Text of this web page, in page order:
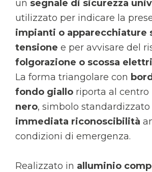
un segnale di sicurezza
utilizzato per indicare la
impianti o apparecchiature
tensione e per avvisare del
folgorazione o scossa
La forma triangolare con
fondo giallo riporta al centro
nero, simbolo standardizzato
immediata riconoscibilità
condizioni di emergenza.
Realizzato in alluminio